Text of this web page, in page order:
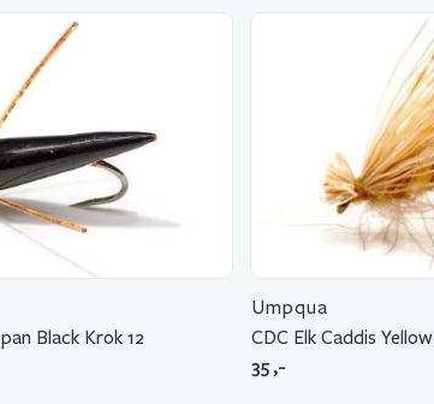
Black Krok 12
Umpqua
CDC Elk Caddis Yellow
35 ,-